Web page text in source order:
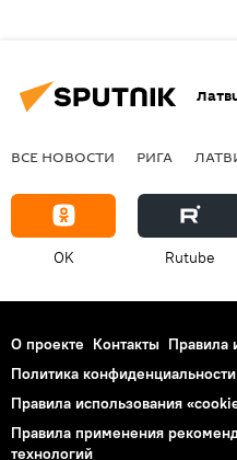
ВСЕ НОВОСТИ РИГА
OK Rutube
О проекте Контакты Правила
Политика конфиденциальности
Правила использования
Правила применения
технологий